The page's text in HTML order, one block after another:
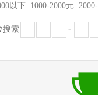
以下 1000-2000元
搜索 -